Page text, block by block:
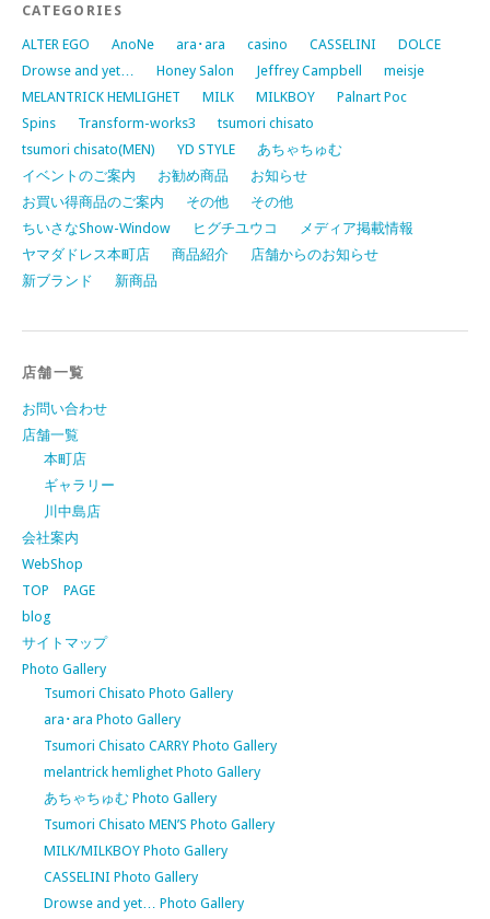
CATEGORIES
ALTER EGO AnoNe ara･ara casino CASSELINI
DOLCE
Drowse and yet…
Honey Salon Jeffrey Campbell
meisje
MELANTRICK HEMLIGHET
MILK MILKBOY
Palnart Poc
Spins
Transform-works3
tsumori chisato
tsumori chisato(MEN)
YD STYLE
あちゃちゅむ
イベントのご案内
お勧め商品
お知らせ
お買い得商品のご案内
その他
その他
ちいさなShow-Window
ヒグチユウコ
メディア掲載情報
ヤマダドレス本町店
商品紹介
店舗からのお知らせ
新ブランド
新商品
店舗一覧
お問い合わせ
店舗一覧
本町店
ギャラリー
川中島店
会社案内
WebShop
TOP PAGE
blog
サイトマップ
Photo Gallery
Tsumori Chisato Photo Gallery
ara･ara Photo Gallery
Tsumori Chisato CARRY Photo Gallery
melantrick hemlighet Photo Gallery
あちゃちゅむ Photo Gallery
Tsumori Chisato MEN’S Photo Gallery
MILK/MILKBOY Photo Gallery
CASSELINI Photo Gallery
Drowse and yet… Photo Gallery